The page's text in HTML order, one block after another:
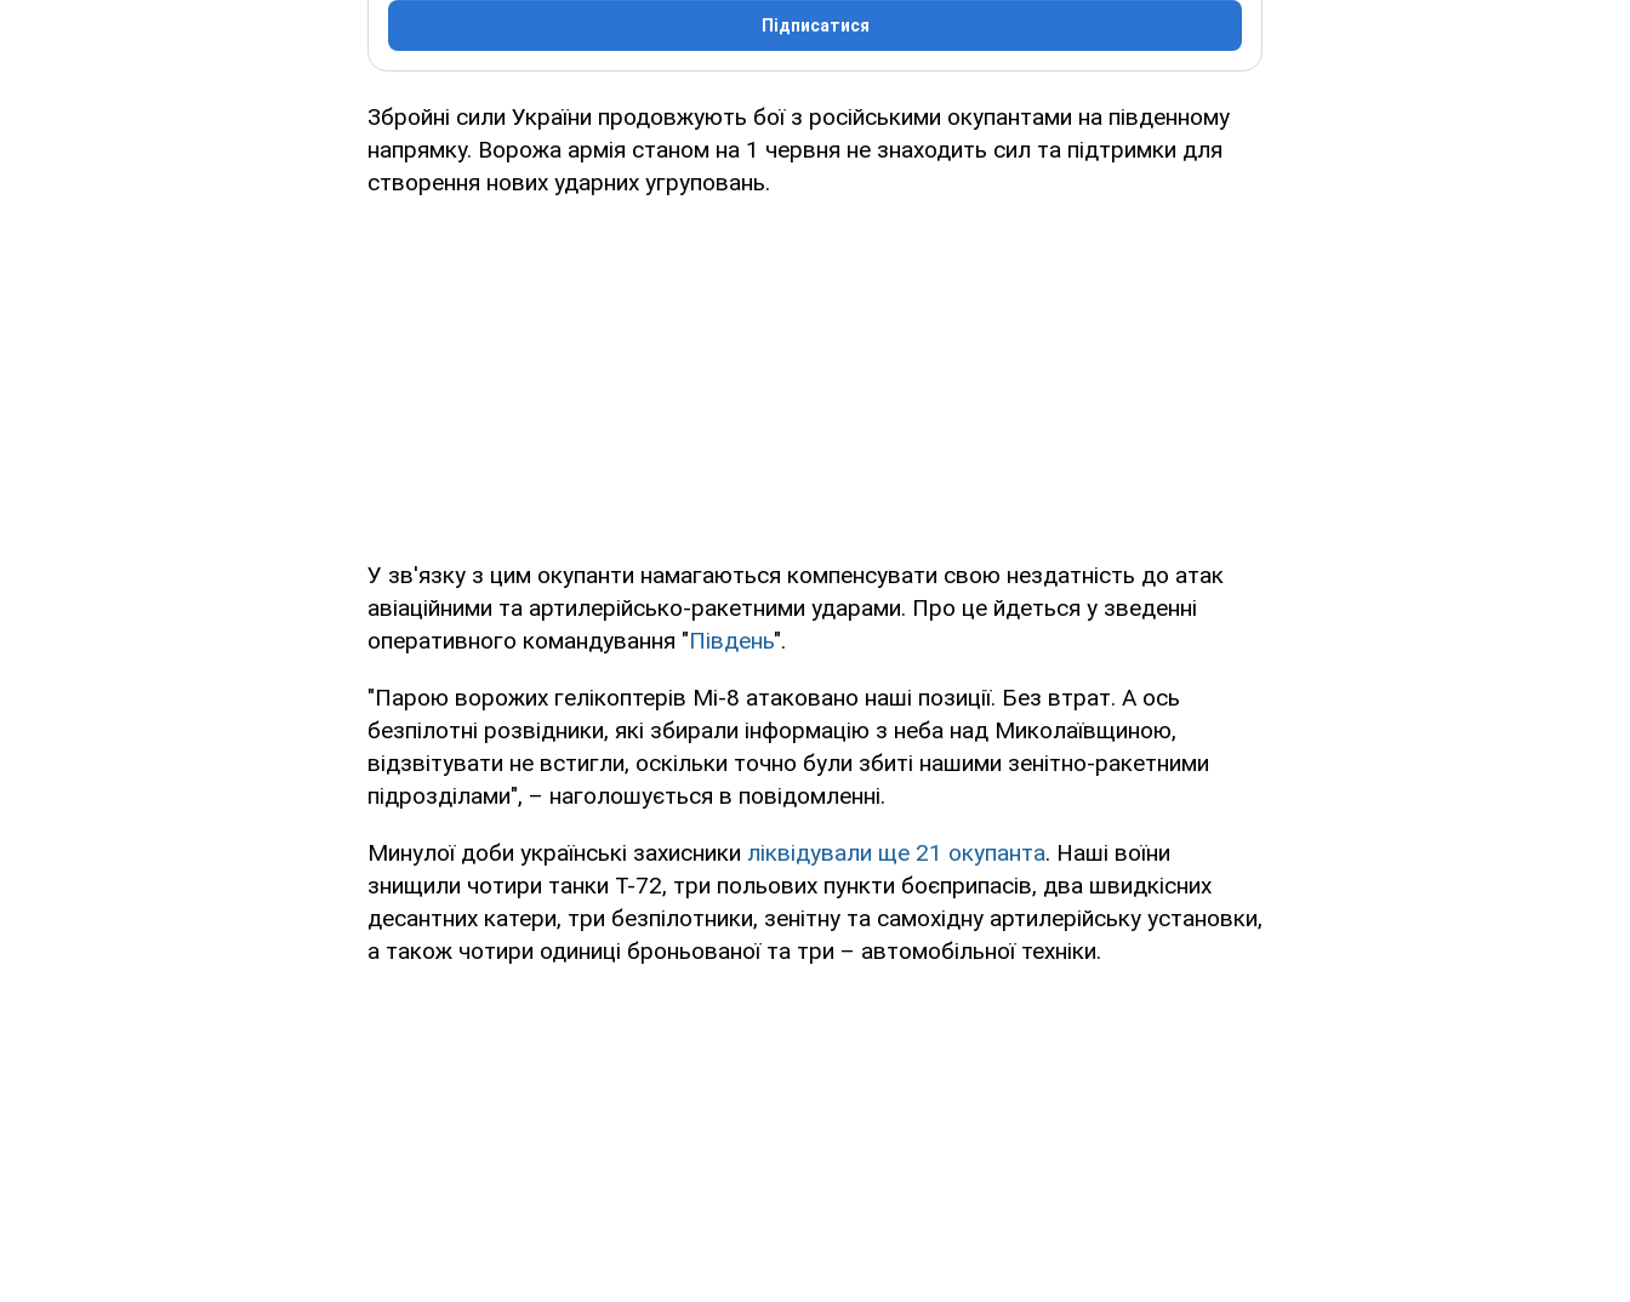
Підписатися
Збройні сили України продовжують бої з російськими окупантами на південному
напрямку. Ворожа армія станом на 1 червня не знаходить сил та підтримки для
створення нових ударних угруповань.
У зв'язку з цим окупанти намагаються компенсувати свою нездатність до атак
авіаційними та артилерійсько-ракетними ударами. Про це йдеться у зведенні
оперативного командування "Південь".
"Парою ворожих гелікоптерів Мі-8 атаковано наші позиції. Без втрат. А ось
безпілотні розвідники, які збирали інформацію з неба над Миколаївщиною,
відзвітувати не встигли, оскільки точно були збиті нашими зенітно-ракетними
підрозділами", – наголошується в повідомленні.
Минулої доби українські захисники ліквідували ще 21 окупанта. Наші воїни
знищили чотири танки Т-72, три польових пункти боєприпасів, два швидкісних
десантних катери, три безпілотники, зенітну та самохідну артилерійську установки,
а також чотири одиниці броньованої та три – автомобільної техніки.